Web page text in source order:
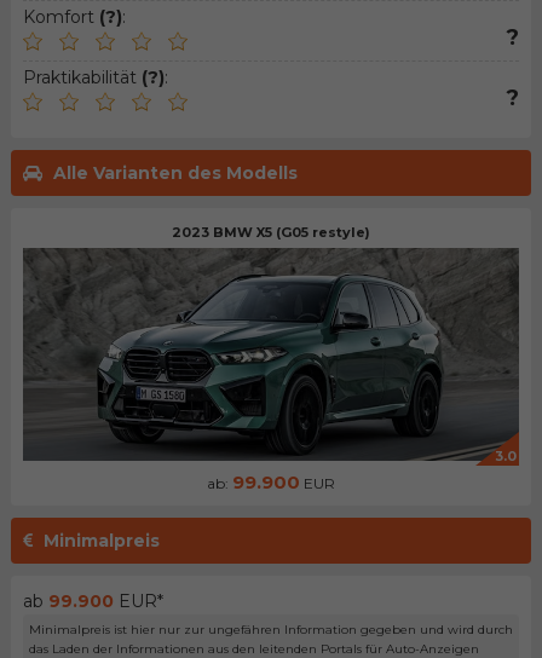
Komfort (?):
?
Praktikabilität (?):
?
Alle Varianten des Modells
2023 BMW X5 (G05 restyle)
3.0
ab: 99.900 EUR
Minimalpreis
ab 99.900 EUR*
Minimalpreis ist hier nur zur ungefähren Information gegeben und wird durch
das Laden der Informationen aus den leitenden Portals für Auto-Anzeigen